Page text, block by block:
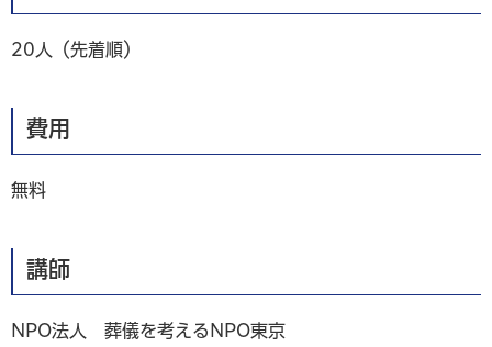
20人（先着順）
費用
無料
講師
NPO法人 葬儀を考えるNPO東京